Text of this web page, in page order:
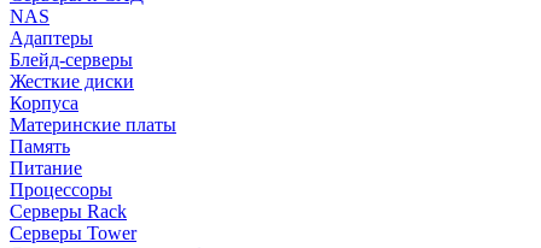
NAS
Адаптеры
Блейд-серверы
Жесткие диски
Корпуса
Материнские платы
Память
Питание
Процессоры
Серверы Rack
Серверы Tower